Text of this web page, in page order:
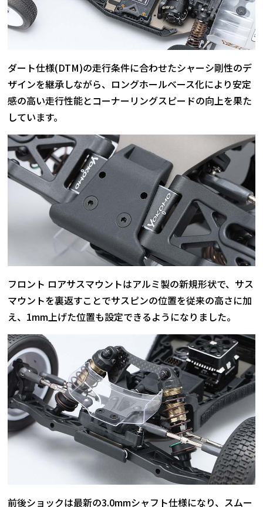
ダート仕様(DTM)の走行条件に合わせたシャーシ剛性のデ
ザインを継承しながら、ロングホールベース化により安定
感の高い走行性能とコーナーリングスピードの向上を果た
しています。
フロント ロアサスマウントはアルミ製の新規形状で、サス
マウントを裏返すことでサスピンの位置を従来の高さに加
え、1mm上げた位置も設定できるようになりました。
前後ショックは最新の3.0mmシャフト仕様になり、スムー